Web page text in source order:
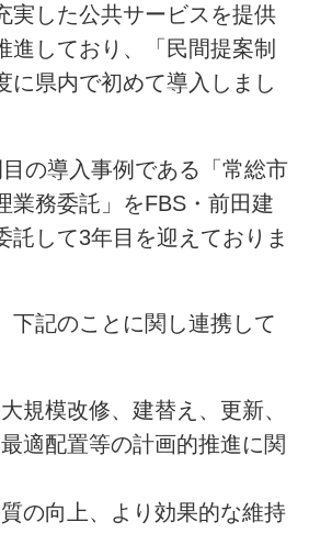
実した公共サービスを提供
進しており、「民間提案制
に県内で初めて導入しまし
の導入事例である「常総市
業務委託」をFBS・前田建
託して3年目を迎えておりま
下記のことに関し連携して
規模改修、建替え、更新、
適配置等の計画的推進に関
の向上、より効果的な維持